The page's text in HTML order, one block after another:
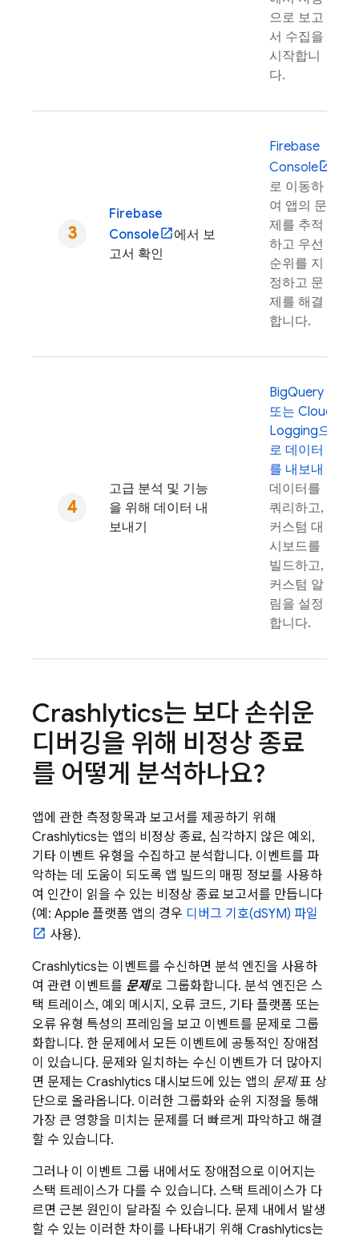
으로 보고
서 수집을
시작합니
다.
Firebase
Console
에서 보
고서 확인
Firebase
Console
로 이동하
여 앱의 문
제를 추적
하고 우선
순위를 지
정하고 문
제를 해결
합니다.
고급 분석 및 기능
을 위해 데이터 내
보내기
BigQuery
또는 Cloud
Logging으
로 데이터
를 내보내
데이터를
쿼리하고,
커스텀 대
시보드를
빌드하고,
커스텀 알
림을 설정
합니다.
Crashlytics는 보다 손쉬운
디버깅을 위해 비정상 종료
를 어떻게 분석하나요?
앱에 관한 측정항목과 보고서를 제공하기 위해
Crashlytics는 앱의 비정상 종료, 심각하지 않은 예외,
기타 이벤트 유형을 수집하고 분석합니다. 이벤트를 파
악하는 데 도움이 되도록 앱 빌드의 매핑 정보를 사용하
여 인간이 읽을 수 있는 비정상 종료 보고서를 만듭니다
(예: Apple 플랫폼 앱의 경우 디버그 기호(dSYM) 파일
사용).
Crashlytics는 이벤트를 수신하면 분석 엔진을 사용하
여 관련 이벤트를 문제로 그룹화합니다. 분석 엔진은 스
택 트레이스, 예외 메시지, 오류 코드, 기타 플랫폼 또는
오류 유형 특성의 프레임을 보고 이벤트를 문제로 그룹
화합니다. 한 문제에서 모든 이벤트에 공통적인 장애점
이 있습니다. 문제와 일치하는 수신 이벤트가 더 많아지
면 문제는 Crashlytics 대시보드에 있는 앱의 문제표 상
단으로 올라옵니다. 이러한 그룹화와 순위 지정을 통해
가장 큰 영향을 미치는 문제를 더 빠르게 파악하고 해결
할 수 있습니다.
그러나 이 이벤트 그룹 내에서도 장애점으로 이어지는
스택 트레이스가 다를 수 있습니다. 스택 트레이스가 다
르면 근본 원인이 달라질 수 있습니다. 문제 내에서 발생
할 수 있는 이러한 차이를 나타내기 위해 Crashlytics는